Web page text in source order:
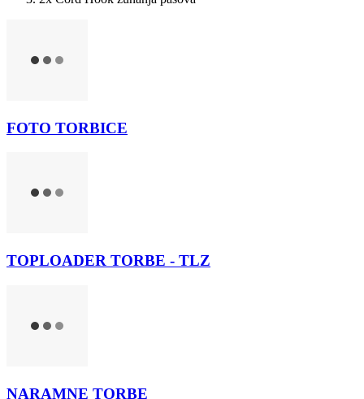
FOTO TORBICE
TOPLOADER TORBE - TLZ
NARAMNE TORBE